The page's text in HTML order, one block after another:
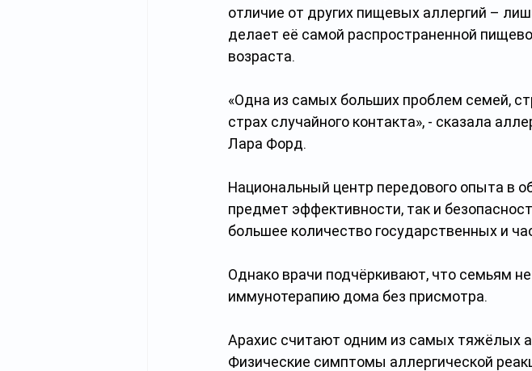
отличие от других пищевых аллергий –
делает её самой распространенной
возраста.
«Одна из самых больших проблем семей,
страх случайного контакта», - сказала
Лара Форд.
Национальный центр передового опыта в
предмет эффективности, так и
большее количество государственных и
Однако врачи подчёркивают, что семьям
иммунотерапию дома без присмотра.
Арахис считают одним из самых тяжёлых
Физические симптомы аллергической